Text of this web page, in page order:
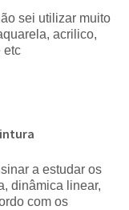
sei utilizar muito
acrilico,
etc
a estudar os
dinâmica linear,
com os